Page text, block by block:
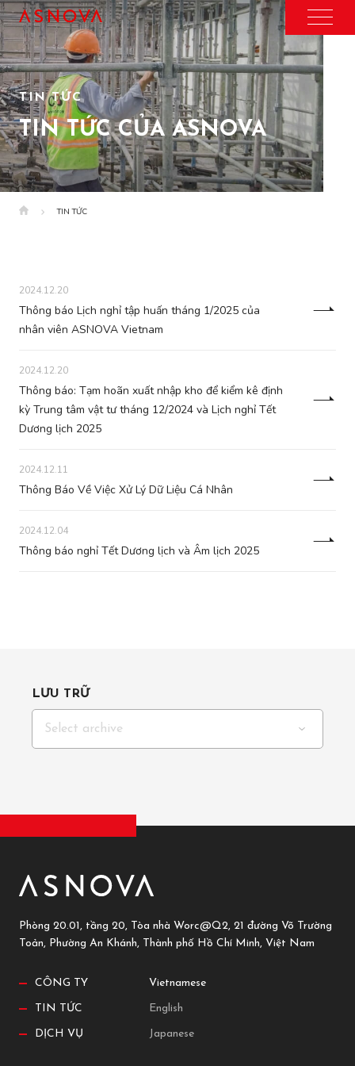
TIN TỨC
TIN TỨC CỦA ASNOVA
TIN TỨC
2024.12.20
Thông báo Lịch nghỉ tập huấn tháng 1/2025 của
nhân viên ASNOVA Vietnam
2024.12.20
Thông báo: Tạm hoãn xuất nhập kho để kiểm kê định
kỳ Trung tâm vật tư tháng 12/2024 và Lịch nghỉ Tết
Dương lịch 2025
2024.12.11
Thông Báo Về Việc Xử Lý Dữ Liệu Cá Nhân
2024.12.04
Thông báo nghỉ Tết Dương lịch và Âm lịch 2025
LƯU TRỮ
Select archive
Phòng 20.01, tầng 20, Tòa nhà Worc@Q2, 21 đường Võ Trường
Toản, Phường An Khánh, Thành phố Hồ Chí Minh, Việt Nam
CÔNG TY
TIN TỨC
DỊCH VỤ
Vietnamese
English
Japanese